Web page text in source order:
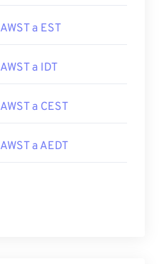
AWST a EST
AWST a IDT
AWST a CEST
AWST a AEDT